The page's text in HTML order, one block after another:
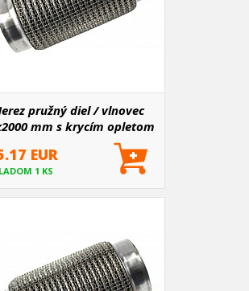
pružný diel / vlnovec
mm s krycím opletom
EUR
1 KS